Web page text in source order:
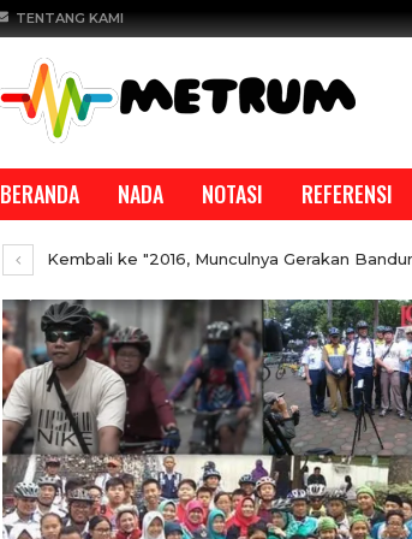
TENTANG KAMI
BERANDA NADA NOTASI REFERENSI
Kembali ke "2016, Munculnya Gerakan
REPORTASE